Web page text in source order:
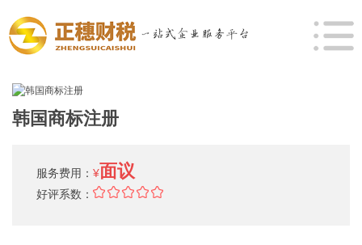
韩国商标注册
服务费用： ¥面议
好评系数：